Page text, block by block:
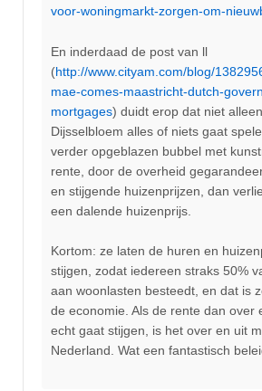
voor-woningmarkt-zorgen-om-
En inderdaad de post van ll
(http://www.cityam.com/blog/
mae-comes-maastricht-dutch-
mortgages) duidt erop dat niet
Dijsselbloem alles of niets gaat
verder opgeblazen bubbel met
rente, door de overheid
en stijgende huizenprijzen, dan
een dalende huizenprijs.
Kortom: ze laten de huren en
stijgen, zodat iedereen straks 50%
aan woonlasten besteedt, en dat is
de economie. Als de rente dan over
echt gaat stijgen, is het over en uit
Nederland. Wat een fantastisch